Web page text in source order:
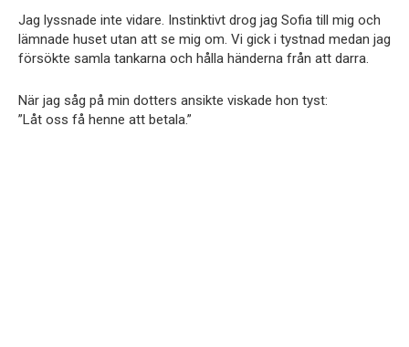
Jag lyssnade inte vidare. Instinktivt drog jag Sofia till mig och
lämnade huset utan att se mig om. Vi gick i tystnad medan jag
försökte samla tankarna och hålla händerna från att darra.
När jag såg på min dotters ansikte viskade hon tyst:
”Låt oss få henne att betala.”